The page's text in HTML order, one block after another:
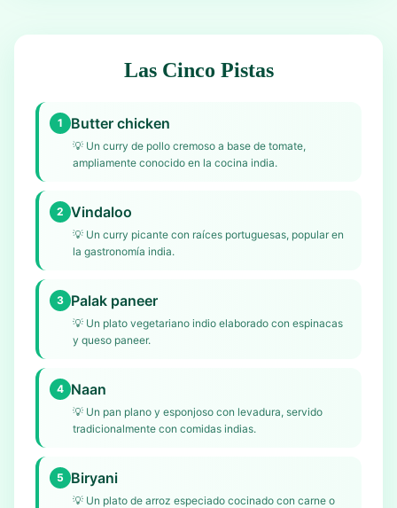
Las Cinco Pistas
1 Butter chicken
💡 Un curry de pollo cremoso a base de tomate,
ampliamente conocido en la cocina india.
2 Vindaloo
💡 Un curry picante con raíces portuguesas, popular en
la gastronomía india.
3 Palak paneer
💡 Un plato vegetariano indio elaborado con espinacas
y queso paneer.
4 Naan
💡 Un pan plano y esponjoso con levadura, servido
tradicionalmente con comidas indias.
5 Biryani
💡 Un plato de arroz especiado cocinado con carne o